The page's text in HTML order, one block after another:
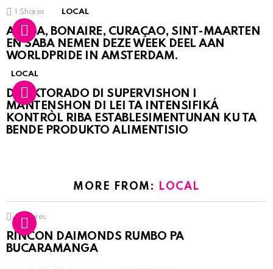
1 Shares LOCAL
ARUBA, BONAIRE, CURAÇAO, SINT-MAARTEN
EN SABA NEMEN DEZE WEEK DEEL AAN
WORLDPRIDE IN AMSTERDAM.
LOCAL
DIREKTORADO DI SUPERVISHON I
MANTENSHON DI LEI TA INTENSIFIKÁ
KONTRÒL RIBA ESTABLESIMENTUNAN KU TA
BENDE PRODUKTO ALIMENTISIO
MORE FROM: LOCAL
3 Shares
RINCON DAIMONDS RUMBO PA
BUCARAMANGA